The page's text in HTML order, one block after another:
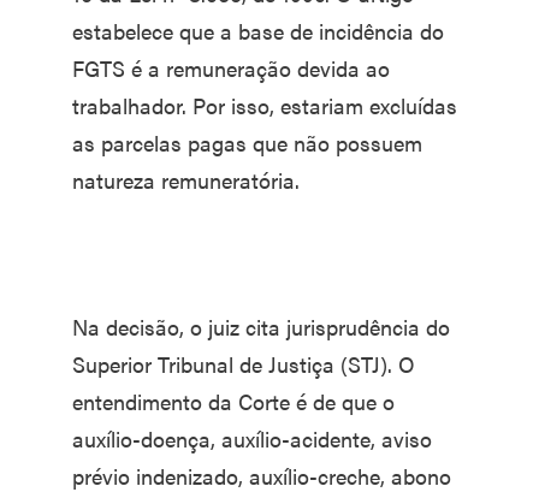
estabelece que a base de incidência do
FGTS é a remuneração devida ao
trabalhador. Por isso, estariam excluídas
as parcelas pagas que não possuem
natureza remuneratória.
Na decisão, o juiz cita jurisprudência do
Superior Tribunal de Justiça (STJ). O
entendimento da Corte é de que o
auxílio-doença, auxílio-acidente, aviso
prévio indenizado, auxílio-creche, abono